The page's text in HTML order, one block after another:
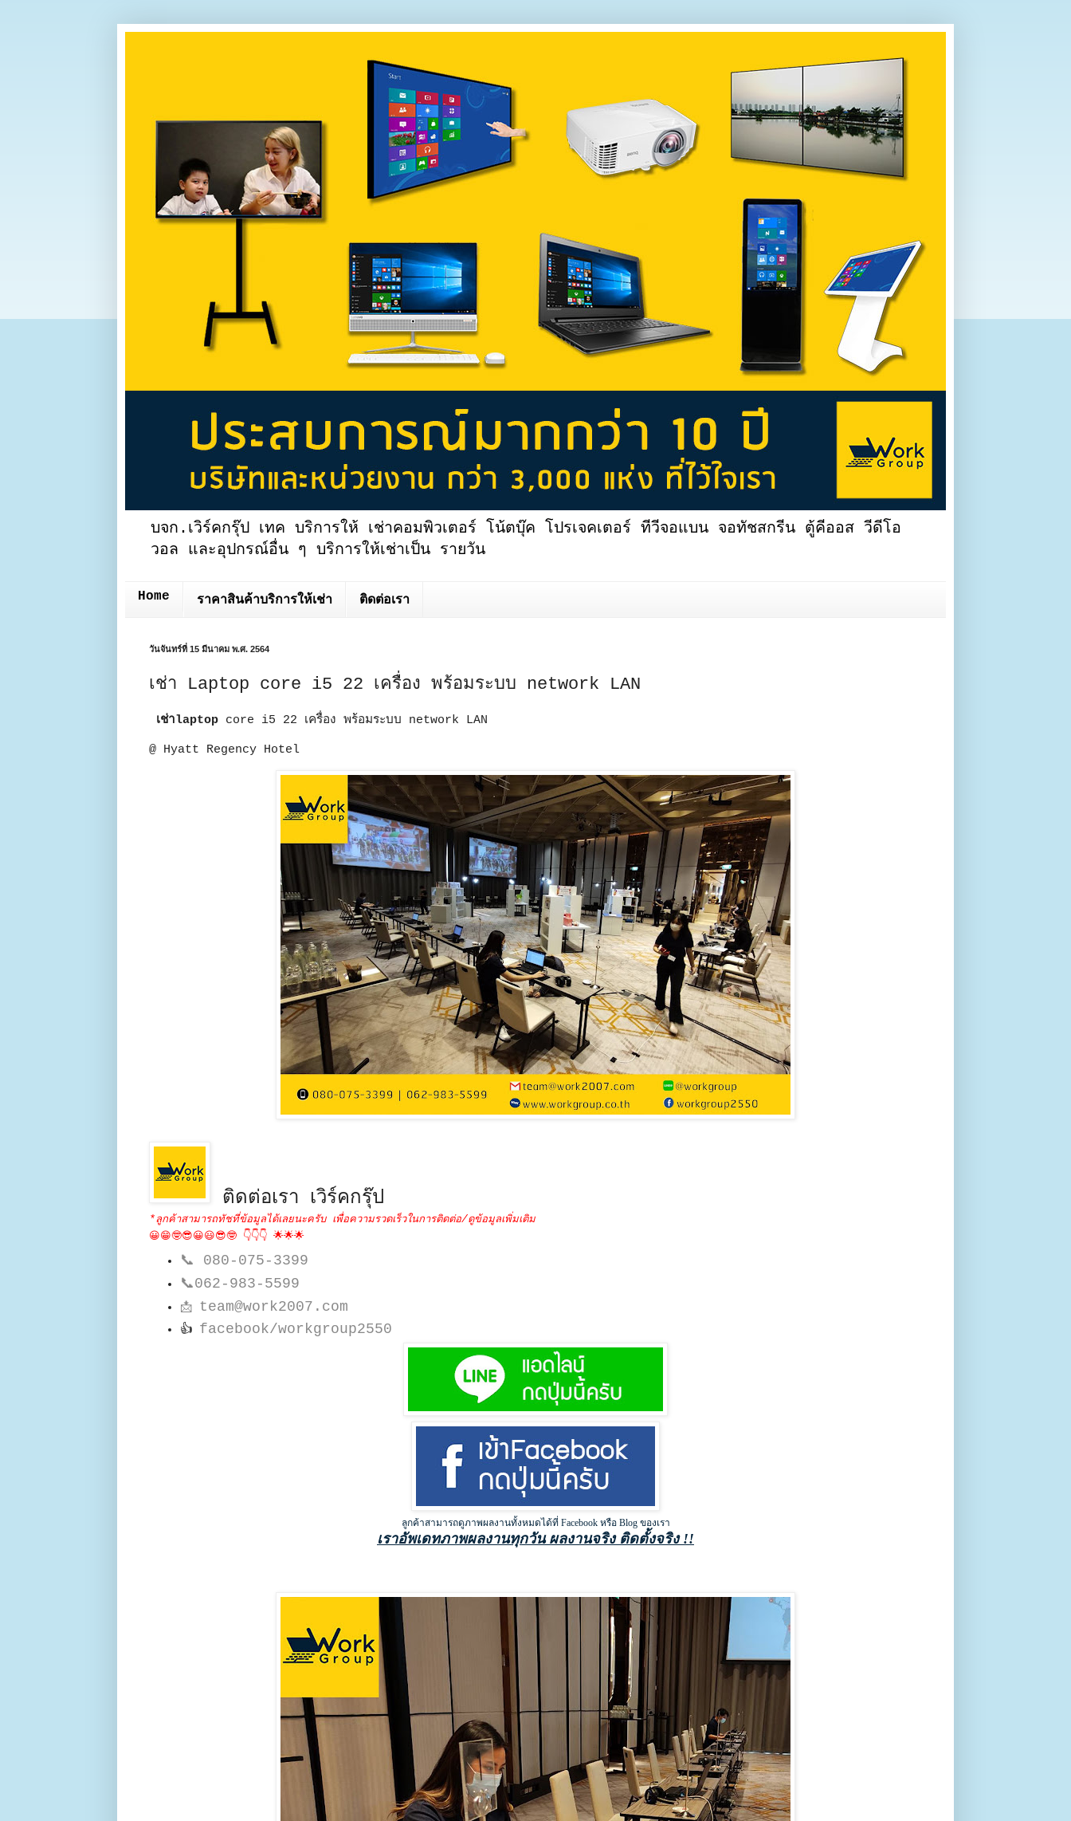
บจก.เวิร์คกรุ๊ป เทค บริการให้ เช่าคอมพิวเตอร์ โน้ตบุ๊ค โปรเจคเตอร์ ทีวีจอแบน จอทัชสกรีน ตู้คีออส วีดีโอ
วอล และอุปกรณ์อื่น ๆ บริการให้เช่าเป็น รายวัน
Home ราคาสินค้าบริการให้เช่า ติดต่อเรา
วันจันทร์ที่ 15 มีนาคม พ.ศ. 2564
เช่า Laptop core i5 22 เครื่อง พร้อมระบบ network LAN
เช่าlaptop core i5 22 เครื่อง พร้อมระบบ network LAN
@ Hyatt Regency Hotel
ติดต่อเรา เวิร์คกรุ๊ป
*ลูกค้าสามารถทัชที่ข้อมูลได้เลยนะครับ เพื่อความรวดเร็วในการติดต่อ/ดูข้อมูลเพิ่มเติม
😀😁🤓😎😀😃😎🤓 👇👇👇 🌟🌟🌟
📞 080-075-3399
📞062-983-5599
📩 team@work2007.com
👍 facebook/workgroup2550
ลูกค้าสามารถดูภาพผลงานทั้งหมดได้ที่ Facebook หรือ Blog ของเรา
เราอัพเดทภาพผลงานทุกวัน ผลงานจริง ติดตั้งจริง !!